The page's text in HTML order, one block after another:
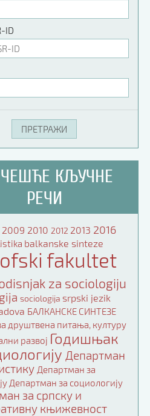
ID
КЉУЧНЕ
РЕЧИ
2009 2010 2012 2013 2016
balkanske sinteze
fakultet
za sociologiju
sociologija srpski jezik
БАЛКАНСКЕ СИНТЕЗЕ
друштвена питања, културу
развој Годишњак
Департман
Департман за
Департман за социологију
за српску и
књижевност